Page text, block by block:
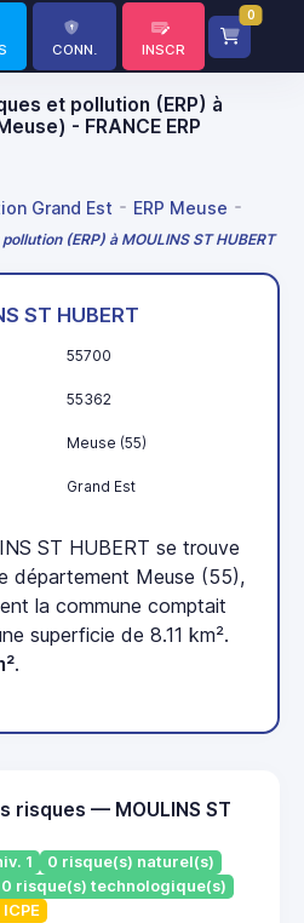
CONN. INSCR
0
et pollution (ERP) à
- FRANCE ERP
Grand Est ERP Meuse
(ERP) à MOULINS ST HUBERT
ST HUBERT
55700
55362
Meuse (55)
Grand Est
ST HUBERT se trouve
département Meuse (55),
la commune comptait
superficie de 8.11 km².
.
risques — MOULINS ST
1
0 risque(s) naturel(s)
0 risque(s) technologique(s)
ICPE